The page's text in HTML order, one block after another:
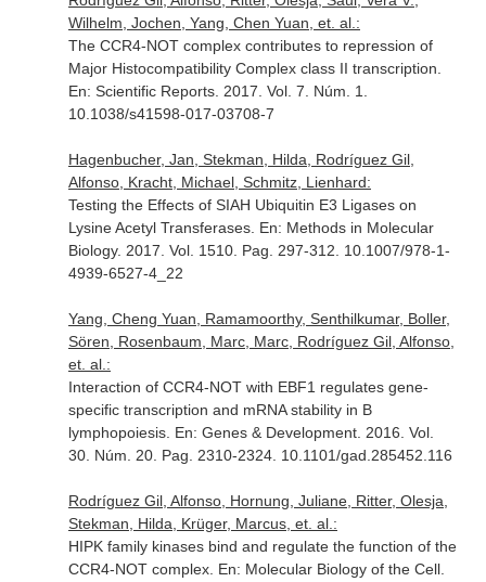
Wilhelm, Jochen, Yang, Chen Yuan, et. al.:
The CCR4-NOT complex contributes to repression of
Major Histocompatibility Complex class II transcription.
En: Scientific Reports. 2017. Vol. 7. Núm. 1.
10.1038/s41598-017-03708-7
Hagenbucher, Jan, Stekman, Hilda, Rodríguez Gil,
Alfonso, Kracht, Michael, Schmitz, Lienhard:
Testing the Effects of SIAH Ubiquitin E3 Ligases on
Lysine Acetyl Transferases. En: Methods in Molecular
Biology. 2017. Vol. 1510. Pag. 297-312. 10.1007/978-1-
4939-6527-4_22
Yang, Cheng Yuan, Ramamoorthy, Senthilkumar, Boller,
Sören, Rosenbaum, Marc, Marc, Rodríguez Gil, Alfonso,
et. al.:
Interaction of CCR4-NOT with EBF1 regulates gene-
specific transcription and mRNA stability in B
lymphopoiesis. En: Genes & Development. 2016. Vol.
30. Núm. 20. Pag. 2310-2324. 10.1101/gad.285452.116
Rodríguez Gil, Alfonso, Hornung, Juliane, Ritter, Olesja,
Stekman, Hilda, Krüger, Marcus, et. al.:
HIPK family kinases bind and regulate the function of the
CCR4-NOT complex. En: Molecular Biology of the Cell.